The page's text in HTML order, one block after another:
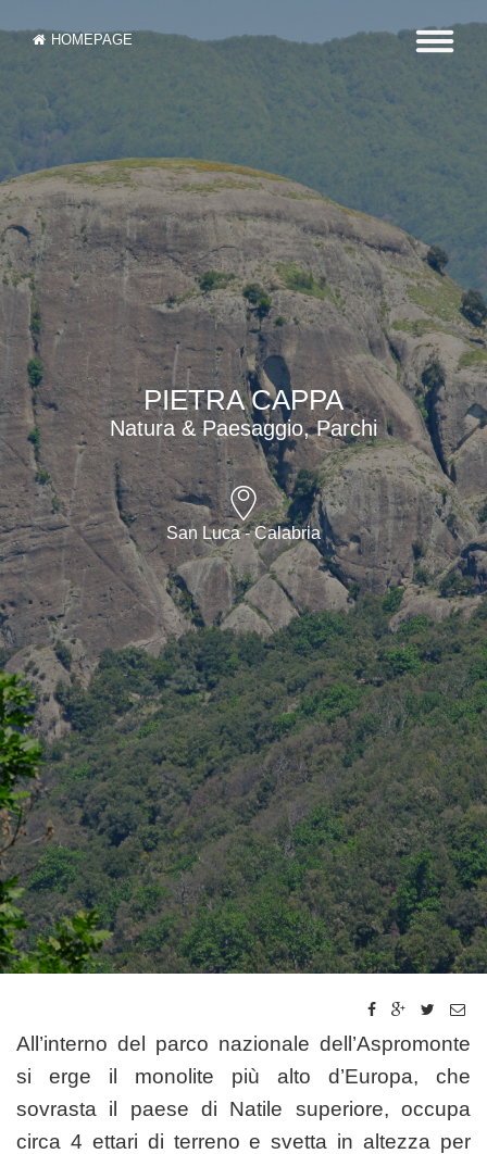
HOMEPAGE
PIETRA CAPPA
Natura & Paesaggio, Parchi
San Luca - Calabria
All’interno del parco nazionale dell’Aspromonte
si erge il monolite più alto d’Europa, che
sovrasta il paese di Natile superiore, occupa
circa 4 ettari di terreno e svetta in altezza per